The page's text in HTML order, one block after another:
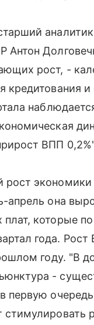
аналитик
Антон
рост, -
кредитования
ВПП
апрель она
которые
года. Рост
году. "В
-
первую